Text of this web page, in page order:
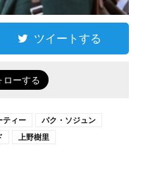
ツイートする
ティー
パク・ソジュン
上野樹里